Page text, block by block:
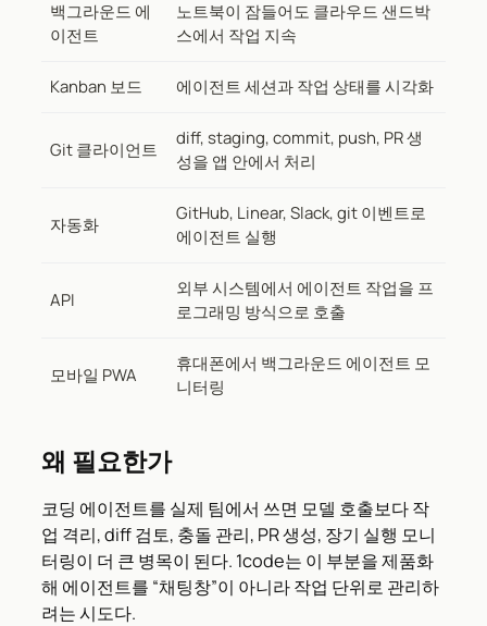
백그라운드 에
이전트
노트북이 잠들어도 클라우드 샌드박
스에서 작업 지속
Kanban 보드 에이전트 세션과 작업 상태를 시각화
Git 클라이언트
diff, staging, commit, push, PR 생
성을 앱 안에서 처리
자동화
GitHub, Linear, Slack, git 이벤트로
에이전트 실행
API
외부 시스템에서 에이전트 작업을 프
로그래밍 방식으로 호출
모바일 PWA
휴대폰에서 백그라운드 에이전트 모
니터링
왜 필요한가
코딩 에이전트를 실제 팀에서 쓰면 모델 호출보다 작
업 격리, diff 검토, 충돌 관리, PR 생성, 장기 실행 모니
터링이 더 큰 병목이 된다. 1code는 이 부분을 제품화
해 에이전트를 “채팅창”이 아니라 작업 단위로 관리하
려는 시도다.